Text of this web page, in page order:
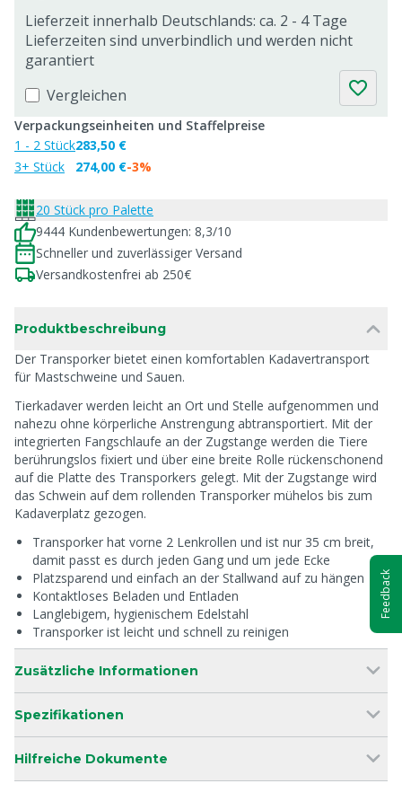
Lieferzeit innerhalb Deutschlands: ca. 2 - 4 Tage
Lieferzeiten sind unverbindlich und werden nicht
garantiert
Vergleichen
Verpackungseinheiten und Staffelpreise
1 - 2 Stück
3+ Stück
283,50 €
274,00 €-3%
20 Stück pro Palette
9444 Kundenbewertungen: 8,3/10
Schneller und zuverlässiger Versand
Versandkostenfrei ab 250€
Produktbeschreibung
Der Transporker bietet einen komfortablen Kadavertransport
für Mastschweine und Sauen.
Tierkadaver werden leicht an Ort und Stelle aufgenommen und
nahezu ohne körperliche Anstrengung abtransportiert. Mit der
integrierten Fangschlaufe an der Zugstange werden die Tiere
berührungslos fixiert und über eine breite Rolle rückenschonend
auf die Platte des Transporkers gelegt. Mit der Zugstange wird
das Schwein auf dem rollenden Transporker mühelos bis zum
Kadaverplatz gezogen.
Transporker hat vorne 2 Lenkrollen und ist nur 35 cm breit,
damit passt es durch jeden Gang und um jede Ecke
Platzsparend und einfach an der Stallwand auf zu hängen
Kontaktloses Beladen und Entladen
Langlebigem, hygienischem Edelstahl
Transporker ist leicht und schnell zu reinigen
Zusätzliche Informationen
Spezifikationen
Hilfreiche Dokumente
Feedback